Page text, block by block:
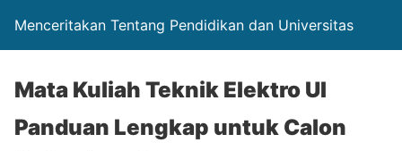
Menceritakan Tentang Pendidikan dan Universitas
Mata Kuliah Teknik Elektro UI
Panduan Lengkap untuk Calon